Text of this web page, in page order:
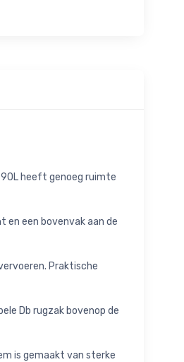
90L heeft genoeg ruimte
en een bovenvak aan de
Praktische
Db rugzak bovenop de
is gemaakt van sterke